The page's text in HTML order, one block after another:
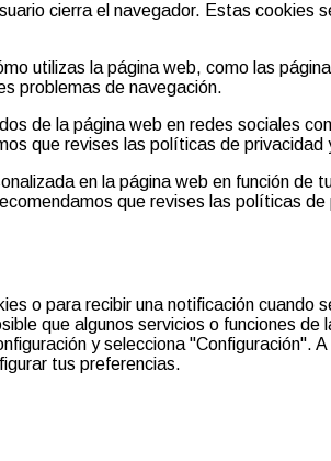
cierra el navegador. Estas
utilizas la página web, como las
problemas de navegación.
de la página web en redes sociales
que revises las políticas de
en la página web en función
que revises las políticas
o para recibir una notificación cuando
que algunos servicios o funciones de
y selecciona "Configuración".
tus preferencias.